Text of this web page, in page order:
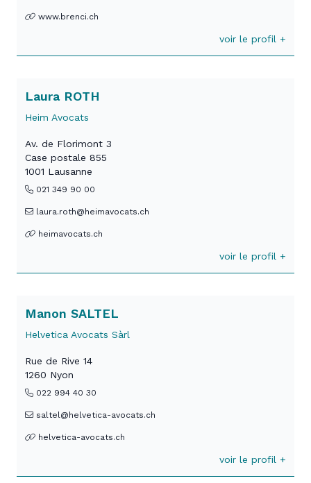
www.brenci.ch
voir le profil +
Laura ROTH
Heim Avocats
Av. de Florimont 3
Case postale 855
1001 Lausanne
021 349 90 00
laura.roth@heimavocats.ch
heimavocats.ch
voir le profil +
Manon SALTEL
Helvetica Avocats Sàrl
Rue de Rive 14
1260 Nyon
022 994 40 30
saltel@helvetica-avocats.ch
helvetica-avocats.ch
voir le profil +